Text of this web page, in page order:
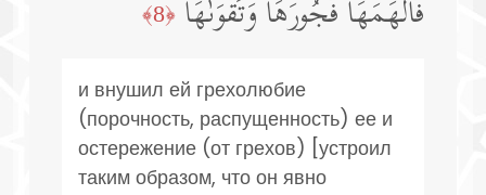
فَأَلۡهَمَهَا فُجُورَهَا وَتَقۡوَىٰهَا ﴿8﴾
и внушил ей грехолюбие
(порочность, распущенность) ее и
остережение (от грехов) [устроил
таким образом, что он явно